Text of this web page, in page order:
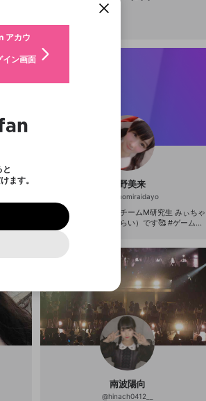
すか？
はい
♡♡♡
中野美来
nakanomiraidayo
NMB48ドラフト3期チームM研究生 みぃちゃ
んこと中野美来（みらい）です🥰 #ゲーム初
南波陽向
@hinach0412__
すか？
OK
した
ことができま
書いたり、エ
者に届けまし
、配信予定、ア
プに1つ固定で
ることができま
は動画の再生画面で作成で
ん
す
されました。
ご確認いただ
ー・外部サービ
上で、次にお進み
ルで受け取
ー・外部サービ
上で、次にお進み
を作成する
アカウ
イン画面
ます。
てください。
ドレス
を記載
を目的として
年月の登録が
さい。
設定に含まれて
たた
します
ているかどうか
使用すること
方
ビスで、mellow-
お問い合わせには
により、限定コ
すが、その際の補
に参加する